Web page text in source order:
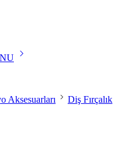
Aksesuarları Diş Fırçalık